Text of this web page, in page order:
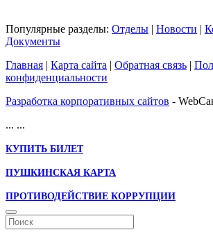
Популярные разделы: Отделы | Новости |
Документы
Главная | Карта сайта | Обратная связь |
конфиденциальности
Разработка корпоративных сайтов -
... ...
КУПИТЬ БИЛЕТ
ПУШКИНСКАЯ КАРТА
ПРОТИВОДЕЙСТВИЕ КОРРУПЦИИ